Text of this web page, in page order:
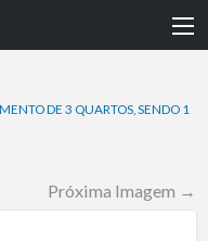
DE 3 QUARTOS, SENDO 1
Próxima Imagem →